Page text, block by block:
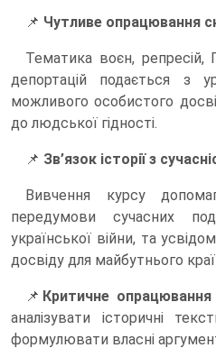
📌 Чутливе опрацювання
Тематика воєн, репресій,
депортацій подається з
можливого особистого
до людської гідності.
📌 Зв’язок історії з
Вивчення курсу
передумови сучасних
української війни, та
досвіду для майбутнього
📌 Критичне
аналізувати історичні
формулювати власні